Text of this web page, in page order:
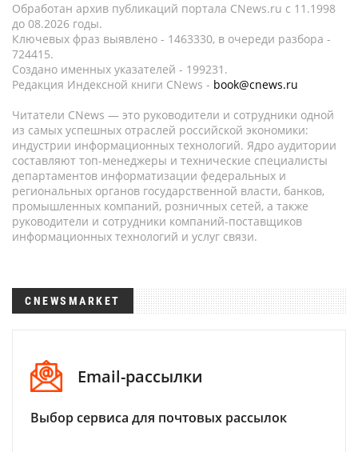
Обработан архив публикаций портала CNews.ru c 11.1998
до 08.2026 годы.
Ключевых фраз выявлено - 1463330, в очереди разбора -
724415.
Создано именных указателей - 199231.
Редакция Индексной книги CNews - book@cnews.ru
Читатели CNews — это руководители и сотрудники одной
из самых успешных отраслей российской экономики:
индустрии информационных технологий. Ядро аудитории
составляют топ-менеджеры и технические специалисты
департаментов информатизации федеральных и
региональных органов государственной власти, банков,
промышленных компаний, розничных сетей, а также
руководители и сотрудники компаний-поставщиков
информационных технологий и услуг связи.
CNEWSMARKET
Email-рассылки
Выбор сервиса для почтовых рассылок